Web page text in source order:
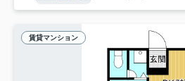
賃貸マンション